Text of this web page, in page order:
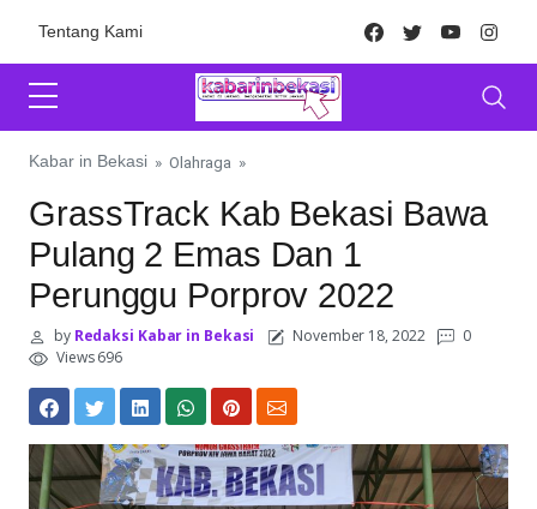
Tentang Kami Facebook
TwitterYoutube
Kabar in Bekasi » Olahraga »
GrassTrack Kab Bekasi Bawa
Pulang 2 Emas Dan 1
Perunggu Porprov 2022
byRedaksi Kabar in Bekasi November 18, 2022
0
Views 696